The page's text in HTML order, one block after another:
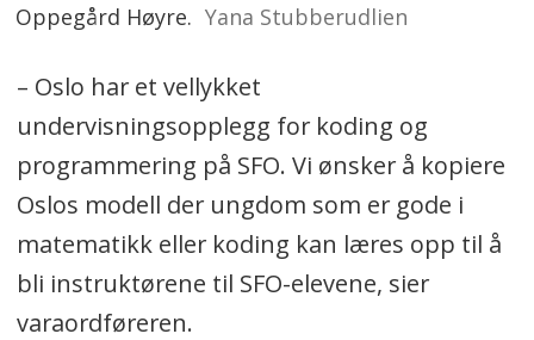
Oppegård Høyre. Yana Stubberudlien
– Oslo har et vellykket
undervisningsopplegg for koding og
programmering på SFO. Vi ønsker å kopiere
Oslos modell der ungdom som er gode i
matematikk eller koding kan læres opp til å
bli instruktørene til SFO-elevene, sier
varaordføreren.